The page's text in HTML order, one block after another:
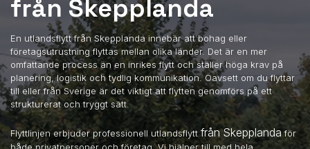
från Skepplanda
En utlandsflytt från Skepplanda innebär att bohag eller
företagsutrustning flyttas mellan olika länder. Det är en mer
omfattande process än en inrikes flytt och ställer höga krav på
planering, logistik och tydlig kommunikation. Oavsett om du flyttar
till eller från Sverige är det viktigt att flytten genomförs på ett
strukturerat och tryggt sätt.
Flyttlinjen erbjuder professionell utlandsflytt från Skepplandaför
både privatpersoner och företag. Vi hjälper till med hela